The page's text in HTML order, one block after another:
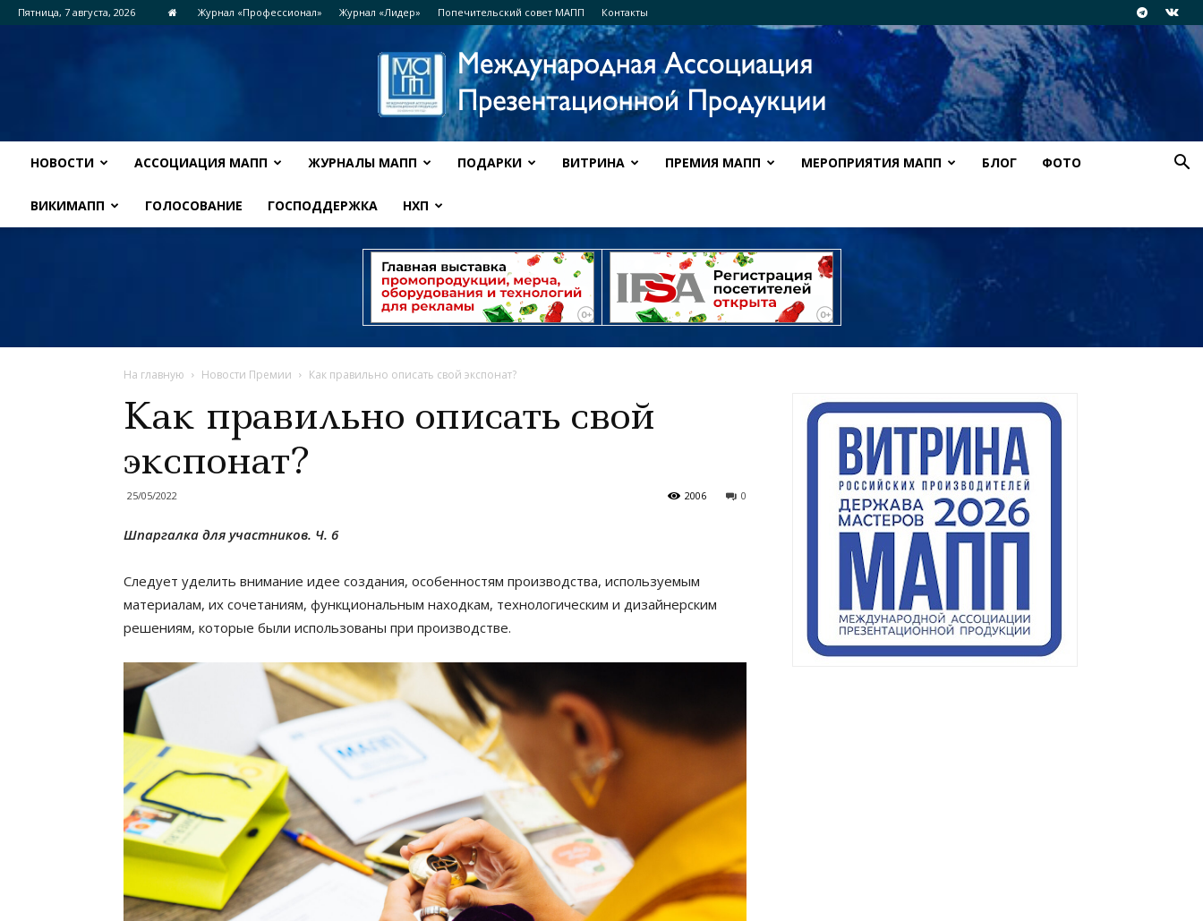
Пятница, 7 августа, 2026 Журнал «Профессионал» Журнал «Лидер» Попечительский совет МАПП Контакты
НОВОСТИ АССОЦИАЦИЯ МАПП ЖУРНАЛЫ МАПП ПОДАРКИ ВИТРИНА ПРЕМИЯ МАПП МЕРОПРИЯТИЯ МАПП БЛОГ ФОТО
ВИКИМАПП ГОЛОСОВАНИЕ ГОСПОДДЕРЖКА НХП
На главную Новости Премии Как правильно описать свой экспонат?
Как правильно описать свой
экспонат?
25/05/2022 0
2006
Шпаргалка для участников. Ч. 6
Следует уделить внимание идее создания, особенностям производства, используемым
материалам, их сочетаниям, функциональным находкам, технологическим и дизайнерским
решениям, которые были использованы при производстве.